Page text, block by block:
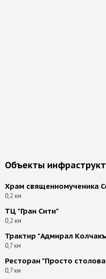
Объекты
Храм священномученика
0,2 км
ТЦ "Гран Сити"
0,2 км
Трактир "Адмирал
0,7 км
Ресторан "Просто
0,7 км